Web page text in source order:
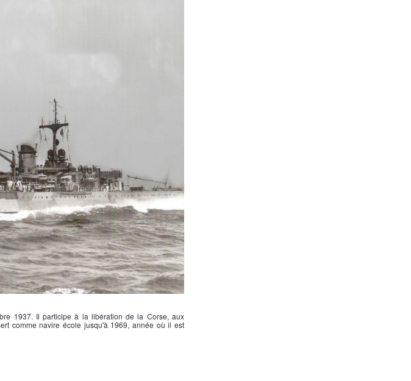
1937. Il participe à la libération de la Corse, aux
comme navire école jusqu'à 1969, année où il est